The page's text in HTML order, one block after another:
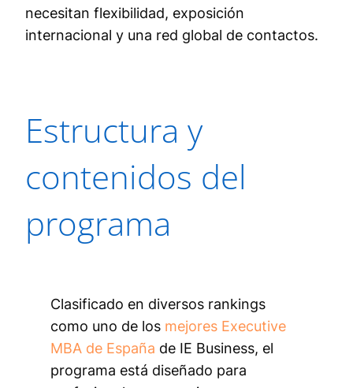
necesitan flexibilidad, exposición
internacional y una red global de contactos.
Estructura y
contenidos del
programa
Clasificado en diversos rankings
como uno de los mejores Executive
MBA de España de IE Business, el
programa está diseñado para